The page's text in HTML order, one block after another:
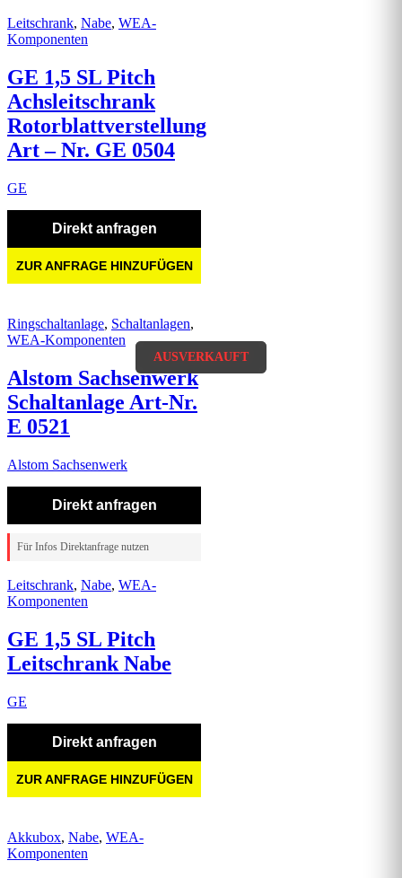
AUSVERKAUFT
Leitschrank, Nabe, WEA-
Komponenten
GE 1,5 SL Pitch
Achsleitschrank
Rotorblattverstellung
Art – Nr. GE 0504
GE
Direkt anfragen
ZUR ANFRAGE HINZUFÜGEN
AUSVERKAUFT
Ringschaltanlage, Schaltanlagen,
WEA-Komponenten
Alstom Sachsenwerk
Schaltanlage Art-Nr.
E 0521
Alstom Sachsenwerk
Direkt anfragen
Für Infos Direktanfrage nutzen
Leitschrank, Nabe, WEA-
Komponenten
GE 1,5 SL Pitch
Leitschrank Nabe
GE
Direkt anfragen
ZUR ANFRAGE HINZUFÜGEN
Akkubox, Nabe, WEA-
Komponenten